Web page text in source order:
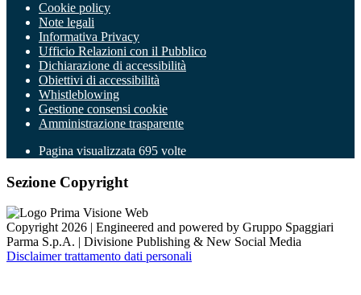
Cookie policy
Note legali
Informativa Privacy
Ufficio Relazioni con il Pubblico
Dichiarazione di accessibilità
Obiettivi di accessibilità
Whistleblowing
Gestione consensi cookie
Amministrazione trasparente
Pagina visualizzata 695 volte
Sezione Copyright
Copyright 2026 | Engineered and powered by Gruppo Spaggiari
Parma S.p.A. | Divisione Publishing & New Social Media
Disclaimer trattamento dati personali